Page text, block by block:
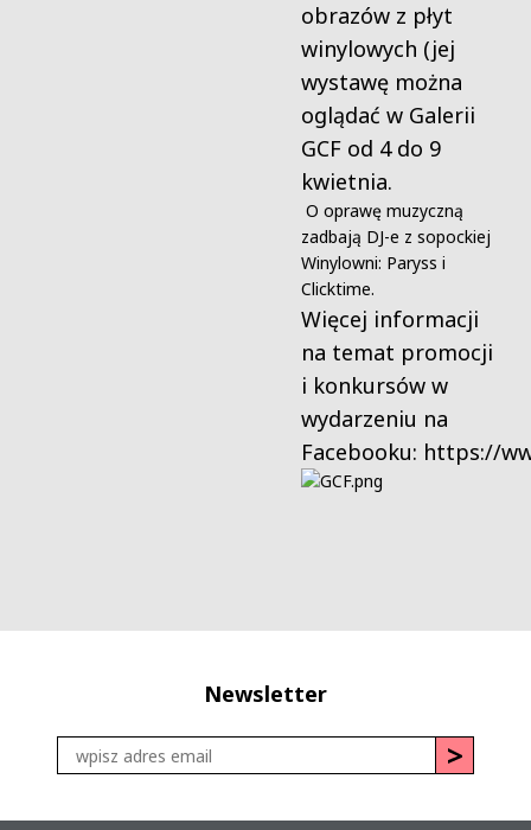
obrazów z płyt
winylowych (jej
wystawę można
oglądać w Galerii
GCF od 4 do 9
kwietnia.
O oprawę muzyczną
zadbają DJ-e z sopockiej
Winylowni: Paryss i
Clicktime.
Więcej informacji
na temat promocji
i konkursów w
wydarzeniu na
Facebooku: https://
Newsletter